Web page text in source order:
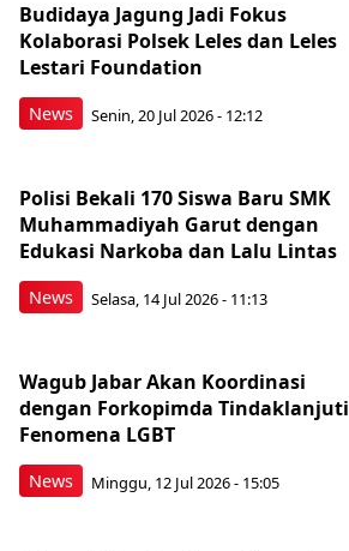
News
Budidaya Jagung Jadi Fokus
Kolaborasi Polsek Leles dan Leles
Lestari Foundation
Senin, 20 Jul 2026 - 12:12
News
Polisi Bekali 170 Siswa Baru SMK
Muhammadiyah Garut dengan
Edukasi Narkoba dan Lalu Lintas
Selasa, 14 Jul 2026 - 11:13
News
Wagub Jabar Akan Koordinasi
dengan Forkopimda Tindaklanjuti
Fenomena LGBT
Minggu, 12 Jul 2026 - 15:05